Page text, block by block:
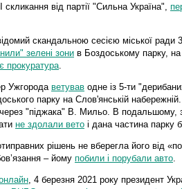
від партії "Сильна Україна",
скандальною сесією міської ради
зелені зони в Боздоському парку,
прокуратура
Ужгорода ветував одне із 5-ти
парку на Слов'янській
"піджака" В. Мильо. В подальшому,
не здолали вето і дана частина парку
рішень не вберегла його від
– йому побили і порубали авто
, 4 березня 2021 року президент